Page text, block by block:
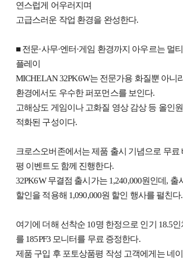
연스럽게 어우러지며
고급스러운 작업 환경을 완성한다.
■ 전문·사무·엔터·게임 환경까지 아우르는 멀
플레이
MICHELAN 32PK6W는 전문가용 화질뿐 아니
환경에서도 우수한 퍼포먼스를 보인다.
고해상도 게임이나 고화질 영상 감상 등 올인
적화된 구성이다.
크로스오버존에서는 제품 출시 기념으로 무료
평 이벤트도 함께 진행한다.
32PK6W 무결점 출시가는 1,240,000원인데, 출
할인을 적용해 1,090,000원 할인 행사를 펼친다.
여기에 더해 선착순 10명 한정으로 인기 18.5
를 185PF3 모니터를 무료 증정한다.
제품 구입 후 포토상품평 작성 고객에게는 네